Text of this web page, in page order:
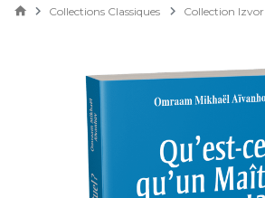
Collections Classiques Collection Izvor